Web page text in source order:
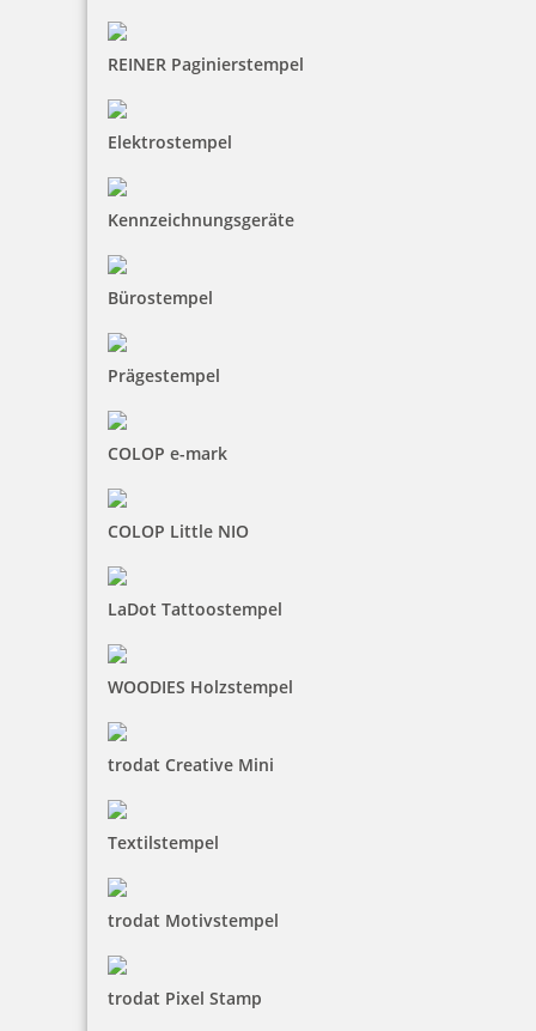
REINER Paginierstempel
Elektrostempel
Kennzeichnungsgeräte
Bürostempel
Prägestempel
COLOP e-mark
COLOP Little NIO
LaDot Tattoostempel
WOODIES Holzstempel
trodat Creative Mini
Textilstempel
trodat Motivstempel
trodat Pixel Stamp